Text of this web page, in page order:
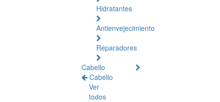
Hidratantes
Antienvejecimiento
Reparadores
Cabello
Cabello
Ver
todos